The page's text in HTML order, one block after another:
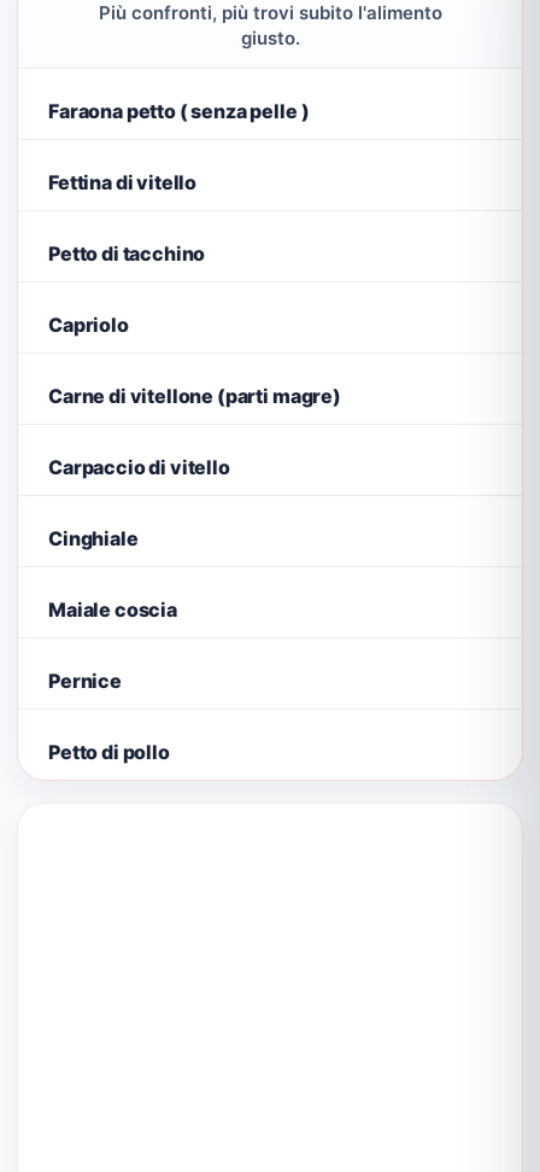
Più confronti, più trovi subito l'alimento
giusto.
Faraona petto ( senza pelle )
Fettina di vitello
Petto di tacchino
Capriolo
Carne di vitellone (parti magre)
Carpaccio di vitello
Cinghiale
Maiale coscia
Pernice
Petto di pollo